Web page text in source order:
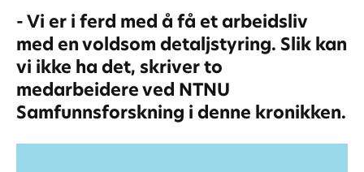
- Vi er i ferd med å få et arbeidsliv
med en voldsom detaljstyring. Slik kan
vi ikke ha det, skriver to
medarbeidere ved NTNU
Samfunnsforskning i denne kronikken.